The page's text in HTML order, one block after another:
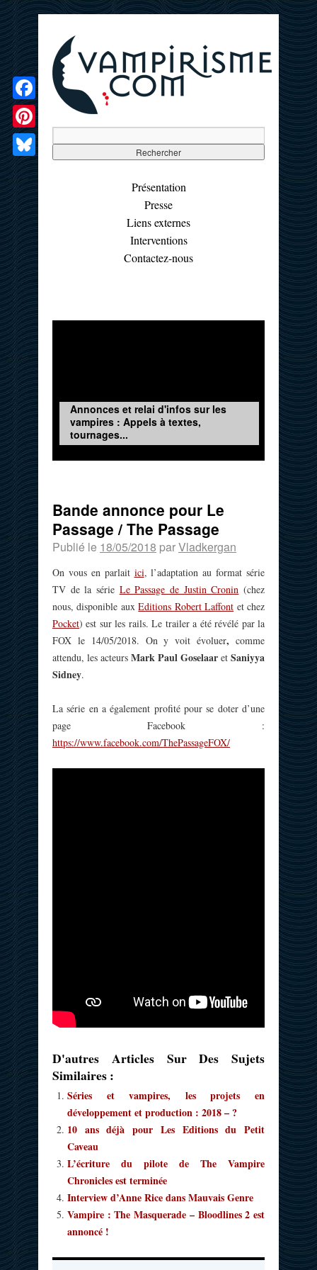
Présentation
Presse
Liens externes
Interventions
Contactez-nous
Annonces et relai d'infos sur les
vampires : Appels à textes,
tournages...
Bande annonce pour Le
Passage / The Passage
Publié le 18/05/2018 parVladkergan
On vous en parlait ici, l’adaptation au format série
TV de la série Le Passage de Justin Cronin (chez
nous, disponible auxEditions Robert Laffont et chez
Pocket) est sur les rails. Le trailer a été révélé par la
FOX le 14/05/2018. On y voit évoluer,comme
attendu, les acteurs Mark Paul Goselaar et Saniyya
Sidney.
La série en a également profité pour se doter d’une
page Facebook :
https://www.facebook.com/ThePassageFOX/
D'autres Articles Sur Des Sujets
Similaires :
Séries et vampires, les projets en
développement et production : 2018 – ?
10 ans déjà pour Les Editions du Petit
Caveau
L’écriture du pilote de The Vampire
Chronicles est terminée
Interview d’Anne Rice dans Mauvais Genre
Vampire : The Masquerade – Bloodlines 2 est
annoncé !
Facebook
Pinterest
Bluesky